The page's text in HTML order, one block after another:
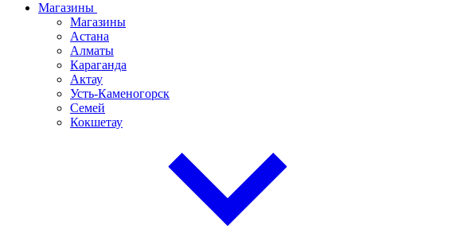
Магазины
Магазины
Астана
Алматы
Караганда
Актау
Усть-Каменогорск
Семей
Кокшетау